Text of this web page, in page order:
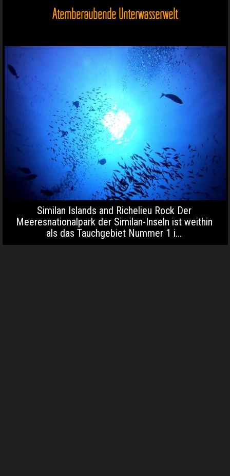
Atemberaubende Unterwasserwelt
Similan Islands and Richelieu Rock Der
Meeresnationalpark der Similan-Inseln ist weithin
als das Tauchgebiet Nummer 1 i...